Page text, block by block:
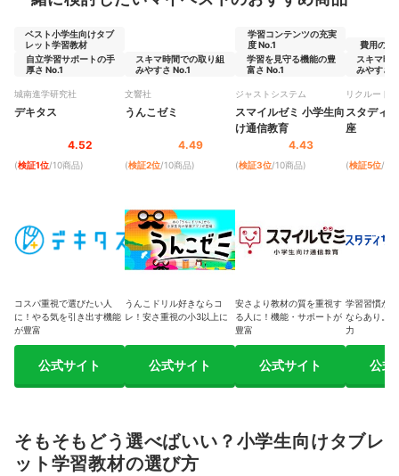
ベスト小学生向けタブ
レット学習教材
自立学習サポートの手
厚さ No.1
城南進学研究社
デキタス
4.52
(検証1位/10商品)
コスパ重視で選びたい人
に！やる気を引き出す機能
が豊富
公式サイト
スキマ時間での取り組
みやすさ No.1
文響社
うんこゼミ
4.49
(検証2位/10商品)
うんこドリル好きならコ
レ！安さ重視の小3以上に
公式サイト
学習コンテンツの充実
度 No.1
学習を見守る機能の豊
富さ No.1
ジャストシステム
スマイルゼミ 小学生向
け通信教育
4.43
(検証3位/10商品)
安さより教材の質を重視す
る人に！機能・サポートが
豊富
公式サイト
費用の安
スキマ時
みやすさ
リクルート
スタディ
座
(検証5位/10
学習習慣が
ならあり。
力
公式
そもそもどう選べばいい？小学生向けタブレ
ット学習教材の選び方